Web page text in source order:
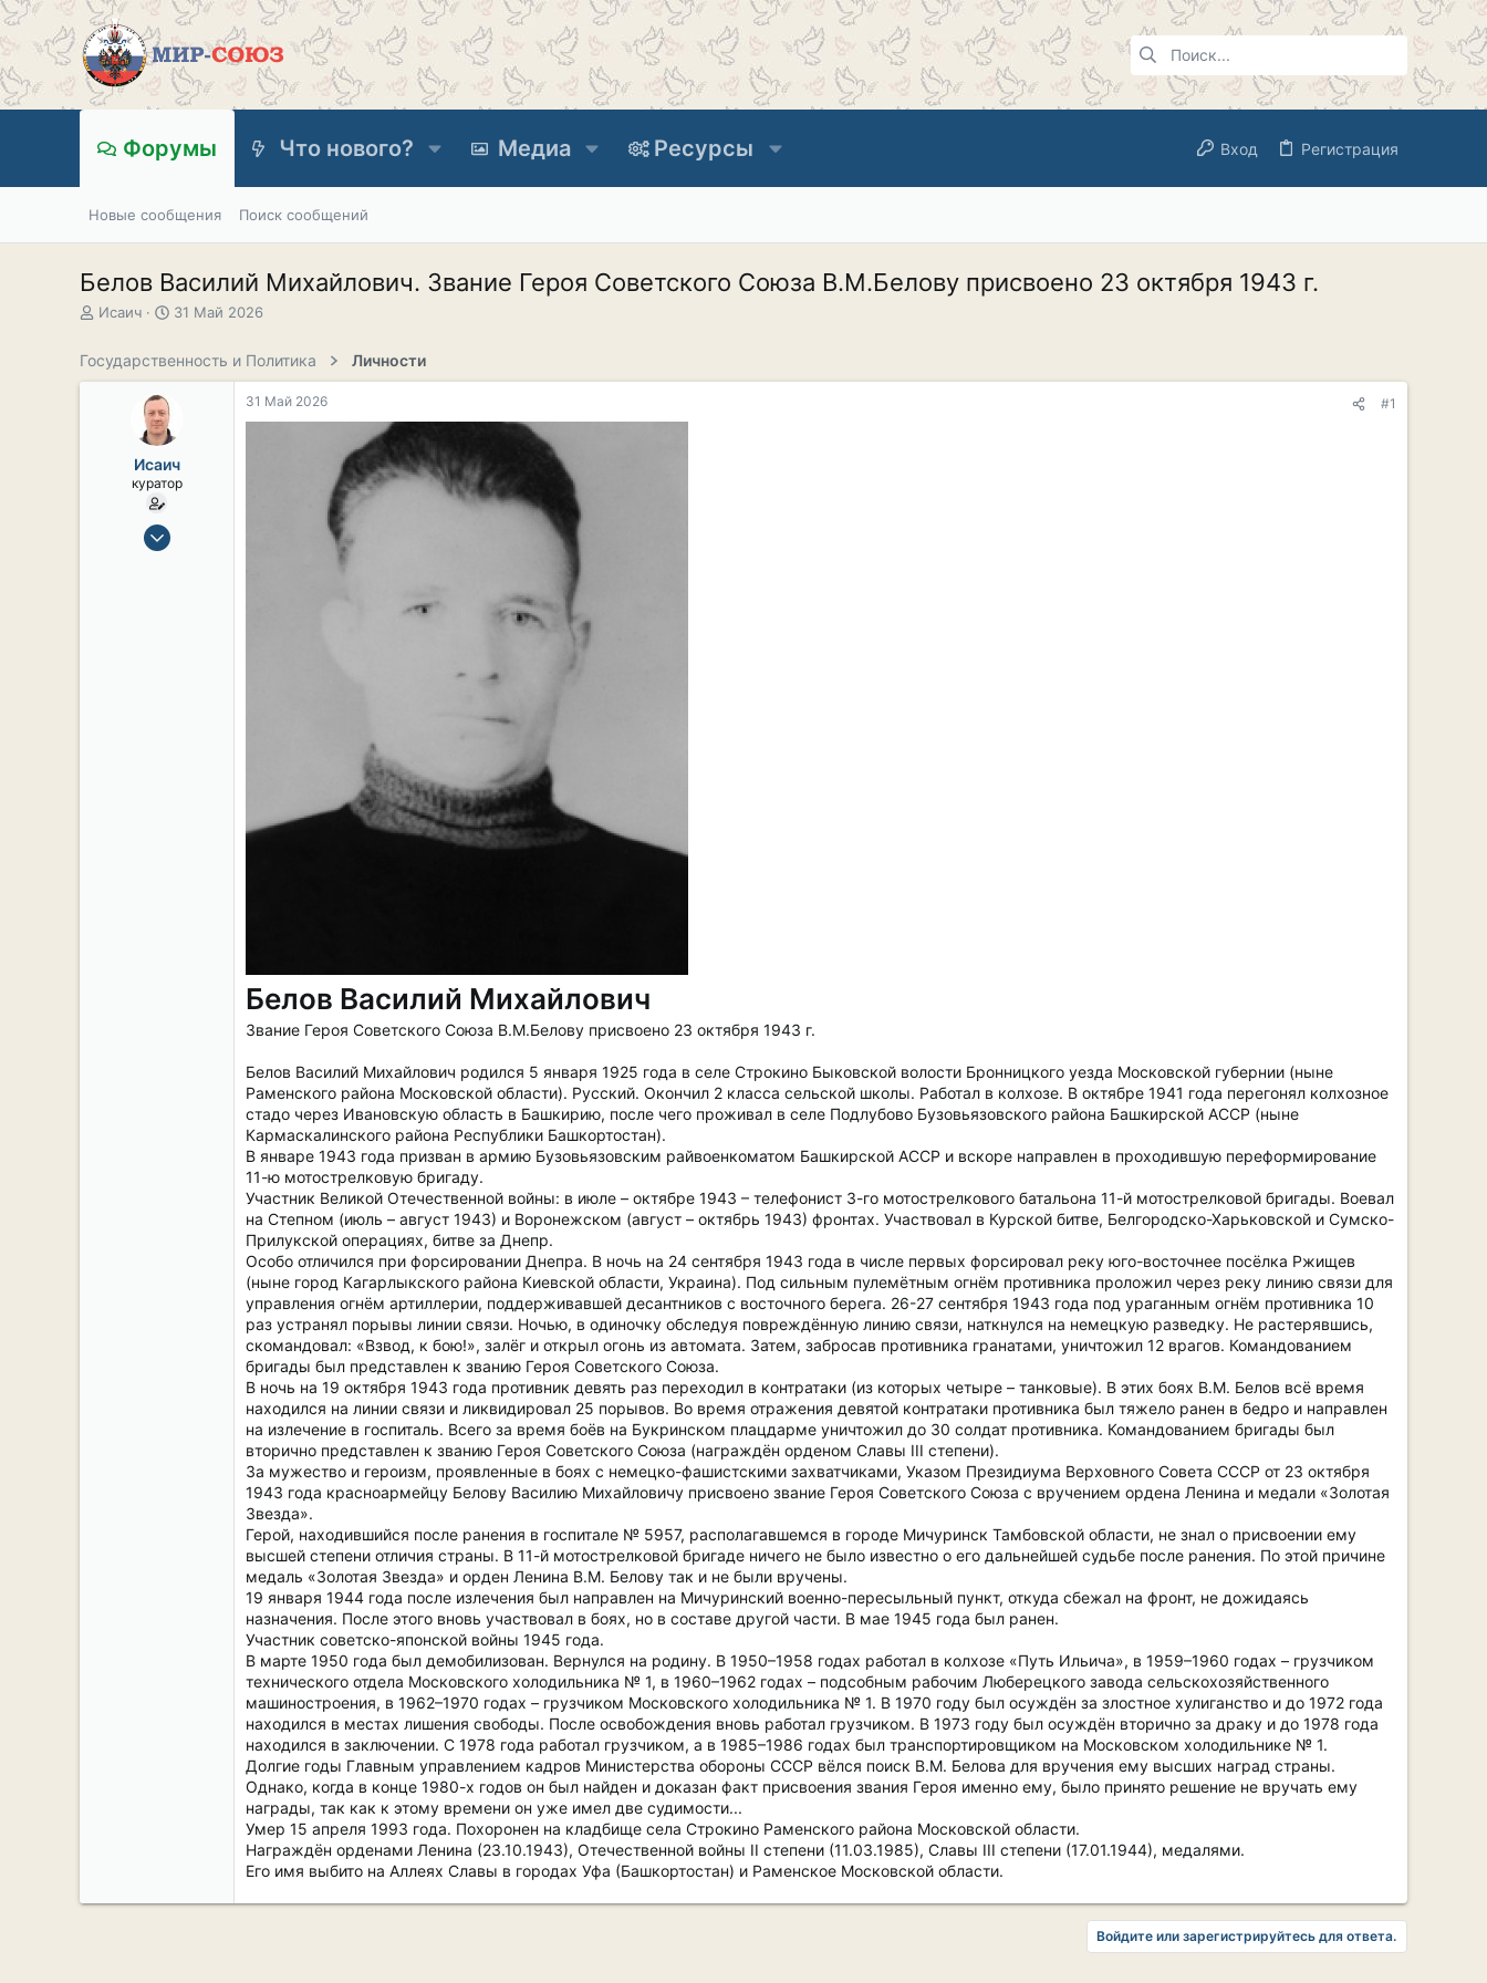
Форумы Что нового? Медиа Ресурсы Вход Регистрация
Новые сообщения Поиск сообщений
Белов Василий Михайлович. Звание Героя Советского Союза В.М.Белову присвоено 23 октября 1943 г.
А
о
Исаич
Д
а
л
а
31 Май 2026
Государственность и Политика Личности
Исаич
куратор
15 Сен 2019
31 Май 2026 #1
Белов Василий Михайлович
Звание Героя Советского Союза В.М.Белову присвоено 23 октября 1943 г.
Белов Василий Михайлович родился 5 января 1925 года в селе Строкино Быковской волости Бронницкого уезда Московской губернии (ныне
Раменского района Московской области). Русский. Окончил 2 класса сельской школы. Работал в колхозе. В октябре 1941 года перегонял колхозное
стадо через Ивановскую область в Башкирию, после чего проживал в селе Подлубово Бузовьязовского района Башкирской АССР (ныне
Кармаскалинского района Республики Башкортостан).
В январе 1943 года призван в армию Бузовьязовским райвоенкоматом Башкирской АССР и вскоре направлен в проходившую переформирование
11-ю мотострелковую бригаду.
Участник Великой Отечественной войны: в июле – октябре 1943 – телефонист 3-го мотострелкового батальона 11-й мотострелковой бригады. Воевал
на Степном (июль – август 1943) и Воронежском (август – октябрь 1943) фронтах. Участвовал в Курской битве, Белгородско-Харьковской и Сумско-
Прилукской операциях, битве за Днепр.
Особо отличился при форсировании Днепра. В ночь на 24 сентября 1943 года в числе первых форсировал реку юго-восточнее посёлка Ржищев
(ныне город Кагарлыкского района Киевской области, Украина). Под сильным пулемётным огнём противника проложил через реку линию связи для
управления огнём артиллерии, поддерживавшей десантников с восточного берега. 26-27 сентября 1943 года под ураганным огнём противника 10
раз устранял порывы линии связи. Ночью, в одиночку обследуя повреждённую линию связи, наткнулся на немецкую разведку. Не растерявшись,
скомандовал: «Взвод, к бою!», залёг и открыл огонь из автомата. Затем, забросав противника гранатами, уничтожил 12 врагов. Командованием
бригады был представлен к званию Героя Советского Союза.
В ночь на 19 октября 1943 года противник девять раз переходил в контратаки (из которых четыре – танковые). В этих боях В.М. Белов всё время
находился на линии связи и ликвидировал 25 порывов. Во время отражения девятой контратаки противника был тяжело ранен в бедро и направлен
на излечение в госпиталь. Всего за время боёв на Букринском плацдарме уничтожил до 30 солдат противника. Командованием бригады был
вторично представлен к званию Героя Советского Союза (награждён орденом Славы III степени).
За мужество и героизм, проявленные в боях с немецко-фашистскими захватчиками, Указом Президиума Верховного Совета СССР от 23 октября
1943 года красноармейцу Белову Василию Михайловичу присвоено звание Героя Советского Союза с вручением ордена Ленина и медали «Золотая
Звезда».
Герой, находившийся после ранения в госпитале № 5957, располагавшемся в городе Мичуринск Тамбовской области, не знал о присвоении ему
высшей степени отличия страны. В 11-й мотострелковой бригаде ничего не было известно о его дальнейшей судьбе после ранения. По этой причине
медаль «Золотая Звезда» и орден Ленина В.М. Белову так и не были вручены.
19 января 1944 года после излечения был направлен на Мичуринский военно-пересыльный пункт, откуда сбежал на фронт, не дожидаясь
назначения. После этого вновь участвовал в боях, но в составе другой части. В мае 1945 года был ранен.
Участник советско-японской войны 1945 года.
В марте 1950 года был демобилизован. Вернулся на родину. В 1950–1958 годах работал в колхозе «Путь Ильича», в 1959–1960 годах – грузчиком
технического отдела Московского холодильника № 1, в 1960–1962 годах – подсобным рабочим Люберецкого завода сельскохозяйственного
машиностроения, в 1962–1970 годах – грузчиком Московского холодильника № 1. В 1970 году был осуждён за злостное хулиганство и до 1972 года
находился в местах лишения свободы. После освобождения вновь работал грузчиком. В 1973 году был осуждён вторично за драку и до 1978 года
находился в заключении. С 1978 года работал грузчиком, а в 1985–1986 годах был транспортировщиком на Московском холодильнике № 1.
Долгие годы Главным управлением кадров Министерства обороны СССР вёлся поиск В.М. Белова для вручения ему высших наград страны.
Однако, когда в конце 1980-х годов он был найден и доказан факт присвоения звания Героя именно ему, было принято решение не вручать ему
награды, так как к этому времени он уже имел две судимости...
Умер 15 апреля 1993 года. Похоронен на кладбище села Строкино Раменского района Московской области.
Награждён орденами Ленина (23.10.1943), Отечественной войны II степени (11.03.1985), Славы III степени (17.01.1944), медалями.
Его имя выбито на Аллеях Славы в городах Уфа (Башкортостан) и Раменское Московской области.
Войдите или зарегистрируйтесь для ответа.